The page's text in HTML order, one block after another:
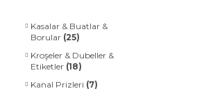
Kasalar & Buatlar &
Borular (25)
Kroşeler & Dubeller &
Etiketler (18)
Kanal Prizleri (7)